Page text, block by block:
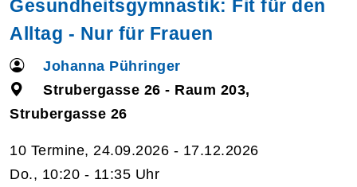
Gesundheitsgymnastik: Fit für den
Alltag - Nur für Frauen
Johanna Pühringer
Strubergasse 26 - Raum 203,
Strubergasse 26
10 Termine, 24.09.2026 - 17.12.2026
Do., 10:20 - 11:35 Uhr